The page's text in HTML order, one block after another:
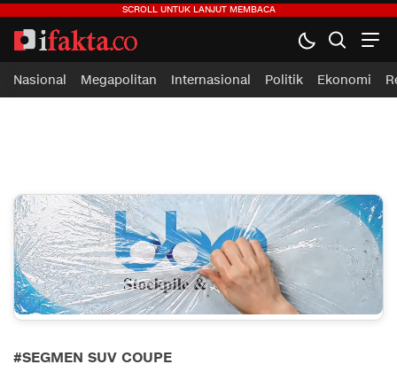
ifakta.co
#pastibenar
Nasional Megapolitan Internasional Politik Ekonomi
#SEGMEN SUV COUPE